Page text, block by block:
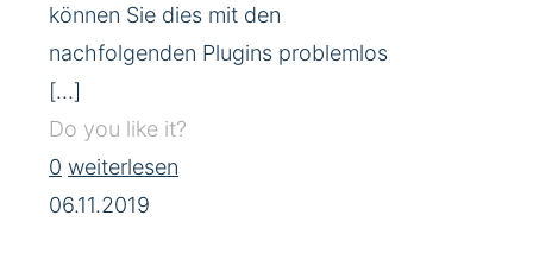
können Sie dies mit den
nachfolgenden Plugins problemlos
[…]
Do you like it?
0 weiterlesen
06.11.2019